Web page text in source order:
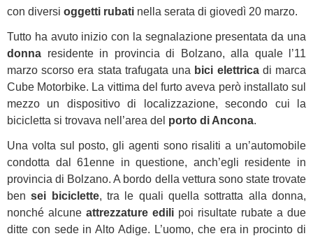
con diversi oggetti rubati nella serata di giovedì 20 marzo.
Tutto ha avuto inizio con la segnalazione presentata da una
donna residente in provincia di Bolzano, alla quale l’11
marzo scorso era stata trafugata una bici elettricadi marca
Cube Motorbike. La vittima del furto aveva però installato sul
mezzo un dispositivo di localizzazione, secondo cui la
bicicletta si trovava nell’area del porto di Ancona.
Una volta sul posto, gli agenti sono risaliti a un’automobile
condotta dal 61enne in questione, anch’egli residente in
provincia di Bolzano. A bordo della vettura sono state trovate
bensei biciclette, tra le quali quella sottratta alla donna,
nonché alcune attrezzature edili poi risultate rubate a due
ditte con sede in Alto Adige. L’uomo, che era in procinto di